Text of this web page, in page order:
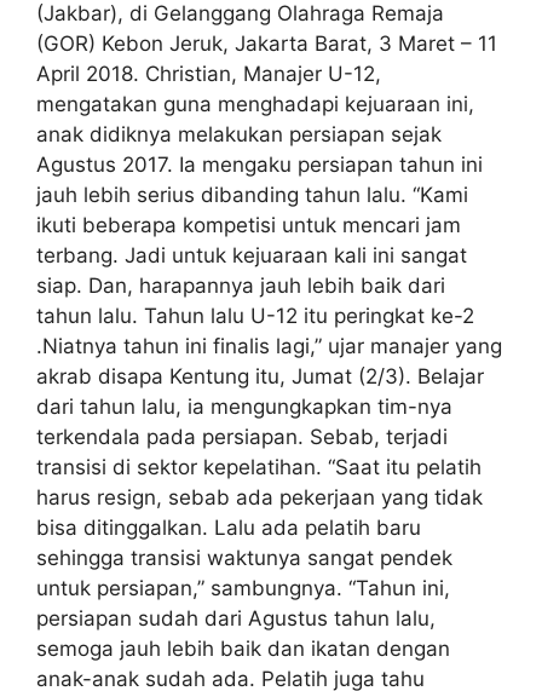
(Jakbar), di Gelanggang Olahraga Remaja
(GOR) Kebon Jeruk, Jakarta Barat, 3 Maret – 11
April 2018. Christian, Manajer U-12,
mengatakan guna menghadapi kejuaraan ini,
anak didiknya melakukan persiapan sejak
Agustus 2017. Ia mengaku persiapan tahun ini
jauh lebih serius dibanding tahun lalu. “Kami
ikuti beberapa kompetisi untuk mencari jam
terbang. Jadi untuk kejuaraan kali ini sangat
siap. Dan, harapannya jauh lebih baik dari
tahun lalu. Tahun lalu U-12 itu peringkat ke-2
.Niatnya tahun ini finalis lagi,” ujar manajer yang
akrab disapa Kentung itu, Jumat (2/3). Belajar
dari tahun lalu, ia mengungkapkan tim-nya
terkendala pada persiapan. Sebab, terjadi
transisi di sektor kepelatihan. “Saat itu pelatih
harus resign, sebab ada pekerjaan yang tidak
bisa ditinggalkan. Lalu ada pelatih baru
sehingga transisi waktunya sangat pendek
untuk persiapan,” sambungnya. “Tahun ini,
persiapan sudah dari Agustus tahun lalu,
semoga jauh lebih baik dan ikatan dengan
anak-anak sudah ada. Pelatih juga tahu